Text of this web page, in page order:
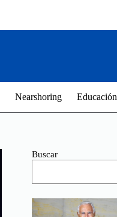
Nearshoring Educación
Buscar